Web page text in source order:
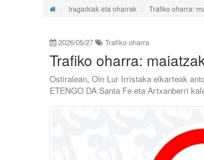
Iragarkiak eta oharrak Trafiko oharra:
2026/05/27 Trafiko oharra
Trafiko oharra:
Ostiralean, Oin Lur Irristaka elkarteak
ETENGO DA Santa Fe eta Artxanberri